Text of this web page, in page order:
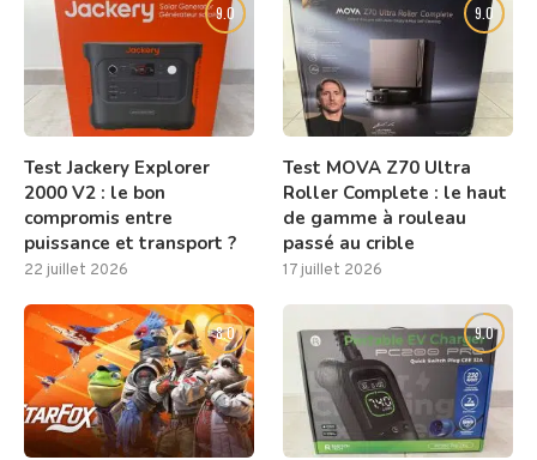
9.0
Test Jackery Explorer
2000 V2 : le bon
compromis entre
puissance et transport ?
22 juillet 2026
9.0
Test MOVA Z70 Ultra
Roller Complete : le haut
de gamme à rouleau
passé au crible
17 juillet 2026
8.0 9.0